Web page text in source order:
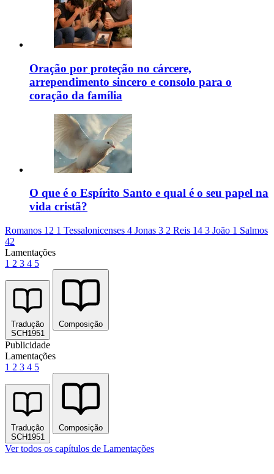
Oração por proteção no cárcere,
arrependimento sincero e consolo para o
coração da família
O que é o Espírito Santo e qual é o seu papel na
vida cristã?
Romanos 12 1 Tessalonicenses 4 Jonas 3 2 Reis 14 3 João 1 Salmos
42
Lamentações
1 2 3 4 5
Tradução
SCH1951
Composição
Publicidade
Lamentações
1 2 3 4 5
Tradução
SCH1951
Composição
Ver todos os capítulos de Lamentações